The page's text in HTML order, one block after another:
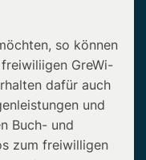
so können
GreWi-
dafür auch
und
Buch- und
zum freiwilligen